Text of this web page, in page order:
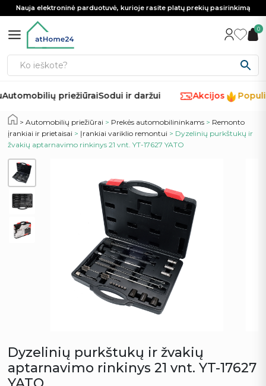
Nauja elektroninė parduotuvė, kurioje rasite platų prekių pasirinkimą
0
priežiūraiSodui ir daržui % Akcijos
Automobilių priežiūrai > Prekės automobilininkams > Remonto
įrankiai ir prietaisai > Įrankiai variklio remontui > Dyzelinių purkštukų ir
žvakių aptarnavimo rinkinys 21 vnt. YT-17627 YATO
Dyzelinių purkštukų ir žvakių
aptarnavimo rinkinys 21 vnt. YT-17627